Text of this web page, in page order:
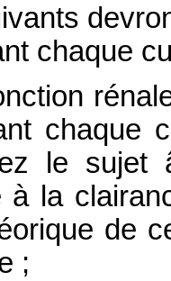
chaque
chaque
le
à la
de
;